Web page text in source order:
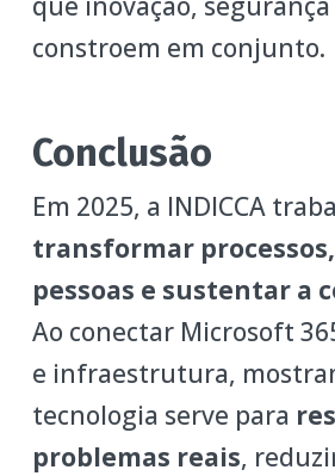
constroem em conjunto.
Conclusão
Em 2025, a INDICCA
transformar
pessoas e sustentar a
Ao conectar Microsoft
e infraestrutura,
tecnologia serve para
problemas reais,